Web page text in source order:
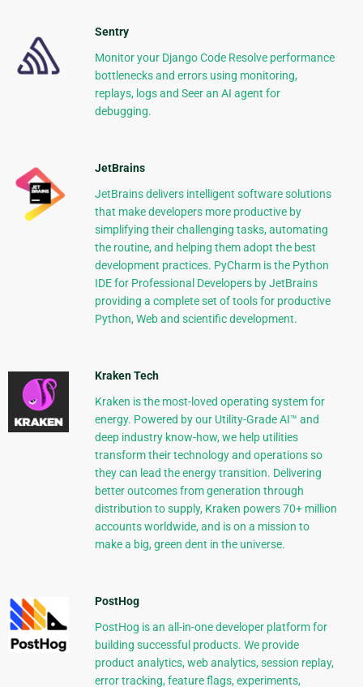
Sentry
Monitor your Django Code Resolve performance
bottlenecks and errors using monitoring,
replays, logs and Seer an AI agent for
debugging.
JetBrains
JetBrains delivers intelligent software solutions
that make developers more productive by
simplifying their challenging tasks, automating
the routine, and helping them adopt the best
development practices. PyCharm is the Python
IDE for Professional Developers by JetBrains
providing a complete set of tools for productive
Python, Web and scientific development.
Kraken Tech
Kraken is the most-loved operating system for
energy. Powered by our Utility-Grade AI™ and
deep industry know-how, we help utilities
transform their technology and operations so
they can lead the energy transition. Delivering
better outcomes from generation through
distribution to supply, Kraken powers 70+ million
accounts worldwide, and is on a mission to
make a big, green dent in the universe.
PostHog
PostHog is an all-in-one developer platform for
building successful products. We provide
product analytics, web analytics, session replay,
error tracking, feature flags, experiments,